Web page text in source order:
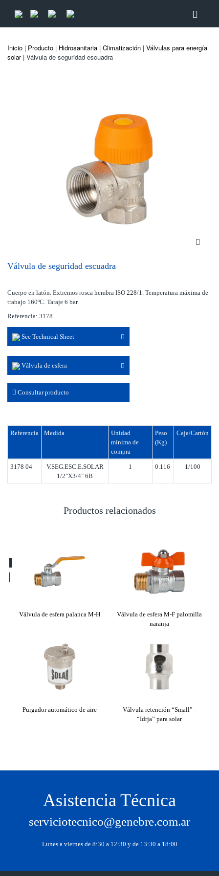
Inicio | Producto | Hidrosanitaria | Climatización | Válvulas para energía
solar| Válvula de seguridad escuadra
Válvula de seguridad escuadra
Cuerpo en latón. Extremos rosca hembra ISO 228/1. Temperatura máxima de
trabajo 160ºC. Taraje 6 bar.
Referencia: 3178
See Technical Sheet
Válvula de esfera
Consultar producto
Referencia Medida
Unidad
mínima de
compra
Peso
(Kg)
Caja/Cartón
3178 04
V.SEG.ESC.E.SOLAR
1/2"X3/4" 6B
1 0.116 1/100
Productos relacionados
Válvula de esfera palanca M-H
Válvula de esfera M-F palomilla
naranja
Purgador automático de aire
Válvula retención “Small” -
“Idrja” para solar
Asistencia Técnica
serviciotecnico@genebre.com.ar
Lunes a viernes de 8:30 a 12:30 y de 13:30 a 18:00